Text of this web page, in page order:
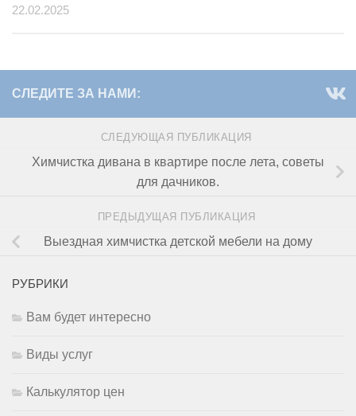
22.02.2025
СЛЕДИТЕ ЗА НАМИ:
СЛЕДУЮЩАЯ ПУБЛИКАЦИЯ
Химчистка дивана в квартире после лета, советы
для дачников.
ПРЕДЫДУЩАЯ ПУБЛИКАЦИЯ
Выездная химчистка детской мебели на дому
РУБРИКИ
Вам будет интересно
Виды услуг
Калькулятор цен